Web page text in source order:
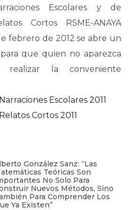
Escolares y de
Cortos RSME-ANAYA
febrero de 2012 se abre un
que quien no aparezca
la conveniente
Escolares 2011
Cortos 2011
González Sanz: “Las
Teóricas Son
No Solo Para
Nuevos Métodos, Sino
Para Comprender Los
Ya Existen”